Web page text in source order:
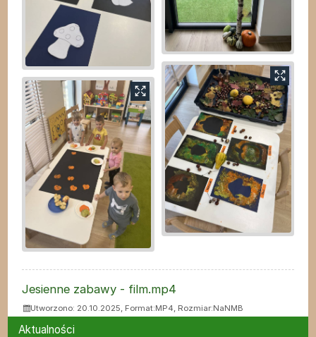
ZAŁĄCZNIKI
Jesienne zabawy - film.mp4
Utworzono: 20.10.2025, Format:MP4, Rozmiar:NaNMB
Menu
Aktualności